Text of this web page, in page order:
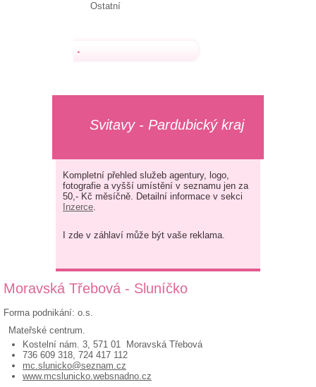
Ostatní
.
Svitavy - Pardubický kraj
Kompletní přehled služeb agentury, logo,
fotografie a vyšší umístění v seznamu jen za
50,- Kč měsíčně. Detailní informace v sekci
Inzerce.
I zde v záhlaví může být vaše reklama.
Moravská Třebová - Sluníčko
Forma podnikání: o.s.
Mateřské centrum.
Kostelní nám. 3, 571 01 Moravská Třebová
736 609 318, 724 417 112
mc.slunicko@seznam.cz
www.mcslunicko.websnadno.cz